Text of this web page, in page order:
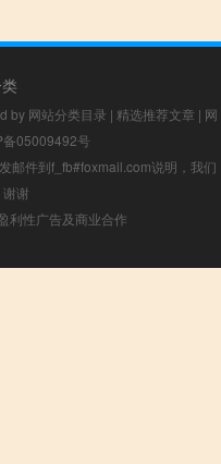
by 网站分类目录 | 精选推荐文章 | 网
备05009492号
邮件到f_fb#foxmail.com说明，我们
谢
利性广告及商业合作